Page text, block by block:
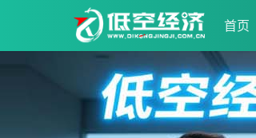
首页